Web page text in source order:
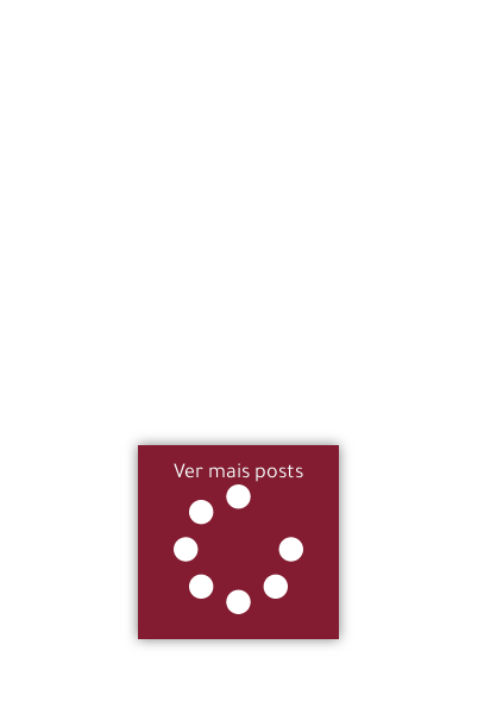
Ver mais posts